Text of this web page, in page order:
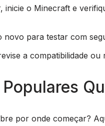
inicie o Minecraft e
novo para testar com
a compatibilidade
por onde começar?